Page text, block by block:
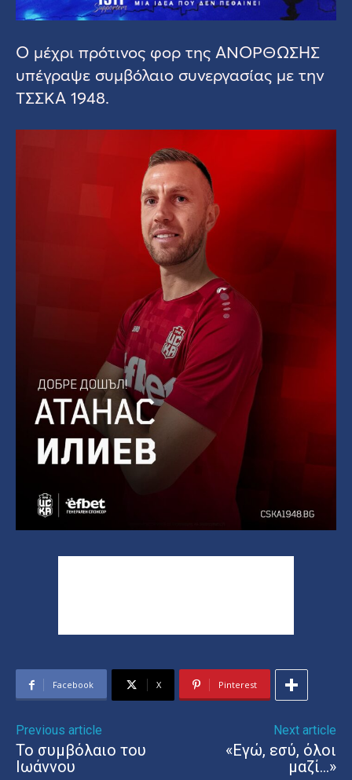
Ο μέχρι πρότινος φορ της ΑΝΟΡΘΩΣΗΣ
υπέγραψε συμβόλαιο συνεργασίας με την
ΤΣΣΚΑ 1948.
Facebook X Pinterest
Previous article
Το συμβόλαιο του
Ιωάννου
Next article
«Εγώ, εσύ, όλοι
μαζί…»